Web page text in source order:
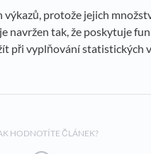
protože jejich
navržen tak, že poskytuje
při vyplňování statistických
HODNOTÍTE ČLÁNEK?